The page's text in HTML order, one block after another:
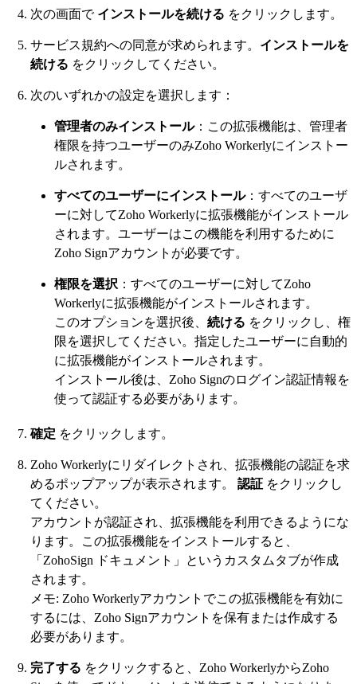
次の画面で インストールを続ける をクリックします。
サービス規約への同意が求められます。 インストールを
続ける をクリックしてください。
次のいずれかの設定を選択します：
管理者のみインストール：この拡張機能は、管理者
権限を持つユーザーのみZoho Workerlyにインストー
ルされます。
すべてのユーザーにインストール：すべてのユーザ
ーに対してZoho Workerlyに拡張機能がインストール
されます。ユーザーはこの機能を利用するために
Zoho Signアカウントが必要です。
権限を選択 ：すべてのユーザーに対してZoho
Workerlyに拡張機能がインストールされます。
このオプションを選択後、 続ける をクリックし、権
限を選択してください。指定したユーザーに自動的
に拡張機能がインストールされます。
インストール後は、Zoho Signのログイン認証情報を
使って認証する必要があります。
確定 をクリックします。
Zoho Workerlyにリダイレクトされ、拡張機能の認証を求
めるポップアップが表示されます。 認証 をクリックし
てください。
アカウントが認証され、拡張機能を利用できるようにな
ります。この拡張機能をインストールすると、
「ZohoSign ドキュメント」というカスタムタブが作成
されます。
メモ: Zoho Workerlyアカウントでこの拡張機能を有効に
するには、Zoho Signアカウントを保有または作成する
必要があります。
完了する をクリックすると、Zoho WorkerlyからZoho